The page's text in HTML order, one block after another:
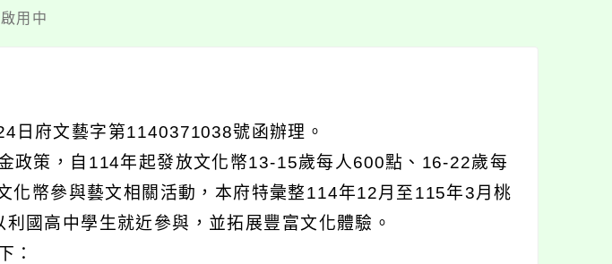
用中
府文藝字第1140371038號函辦理。
策，自114年起發放文化幣13-15歲每人600點、16-22歲每
化幣參與藝文相關活動，本府特彙整114年12月至115年3月桃
國高中學生就近參與，並拓展豐富文化體驗。
：